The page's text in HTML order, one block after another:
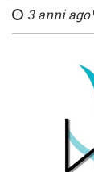
3 anni ago